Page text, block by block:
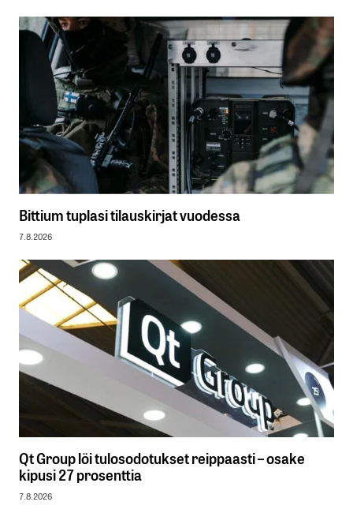
Bittium tuplasi tilauskirjat vuodessa
7.8.2026
Qt Group löi tulosodotukset reippaasti – osake
kipusi 27 prosenttia
7.8.2026